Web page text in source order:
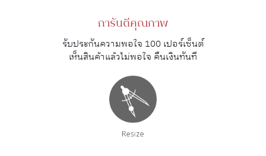
การันตีคุณภาพ
รับประกันความพอใจ 100 เปอร์เซ็นต์
เห็นสินค้าแล้วไม่พอใจ คืนเงินทันที